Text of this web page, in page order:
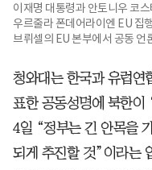
이재명 대통령과 안토니우 코
우르줄라 폰데어라이엔 EU 집
브뤼셀의 EU 본부에서 공동 언
청와대는 한국과 유럽
표한 공동성명에 북한
4일 “정부는 긴 안목을
되게 추진할 것”이라는